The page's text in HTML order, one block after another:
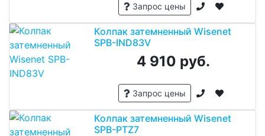
Запрос цены
Колпак затемненный Wisenet
SPB-IND83V
4 910 руб.
Запрос цены
Колпак затемненный Wisenet
SPB-PTZ7